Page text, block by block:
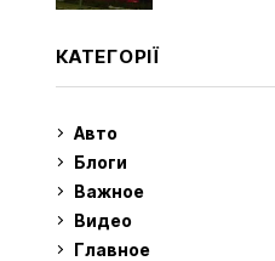
КАТЕГОРІЇ
Авто
Блоги
Важное
Видео
Главное